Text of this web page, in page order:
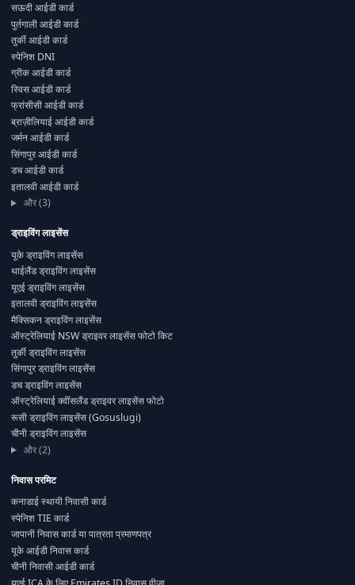
सऊदी आईडी कार्ड
पुर्तगाली आईडी कार्ड
तुर्की आईडी कार्ड
स्पेनिश DNI
ग्रीक आईडी कार्ड
स्विस आईडी कार्ड
फ्रांसीसी आईडी कार्ड
ब्राज़ीलियाई आईडी कार्ड
जर्मन आईडी कार्ड
सिंगापुर आईडी कार्ड
डच आईडी कार्ड
इतालवी आईडी कार्ड
और (3)
ड्राइविंग लाइसेंस
यूके ड्राइविंग लाइसेंस
थाईलैंड ड्राइविंग लाइसेंस
यूएई ड्राइविंग लाइसेंस
इतालवी ड्राइविंग लाइसेंस
मैक्सिकन ड्राइविंग लाइसेंस
ऑस्ट्रेलियाई NSW ड्राइवर लाइसेंस फोटो किट
तुर्की ड्राइविंग लाइसेंस
सिंगापुर ड्राइविंग लाइसेंस
डच ड्राइविंग लाइसेंस
ऑस्ट्रेलियाई क्वींसलैंड ड्राइवर लाइसेंस फोटो
रूसी ड्राइविंग लाइसेंस (Gosuslugi)
चीनी ड्राइविंग लाइसेंस
और (2)
निवास परमिट
कनाडाई स्थायी निवासी कार्ड
स्पेनिश TIE कार्ड
जापानी निवास कार्ड या पात्रता प्रमाणपत्र
यूके आईडी निवास कार्ड
चीनी निवासी आईडी कार्ड